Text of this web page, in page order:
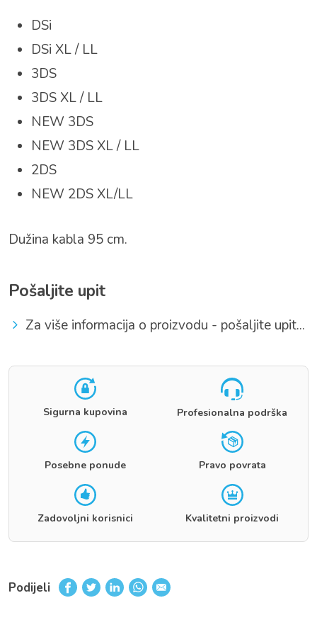
DSi
DSi XL / LL
3DS
3DS XL / LL
NEW 3DS
NEW 3DS XL / LL
2DS
NEW 2DS XL/LL
Dužina kabla 95 cm.
Pošaljite upit
Za više informacija o proizvodu - pošaljite upit...
Sigurna kupovina Profesionalna podrška
Posebne ponude Pravo povrata
Zadovoljni korisnici Kvalitetni proizvodi
Podijeli